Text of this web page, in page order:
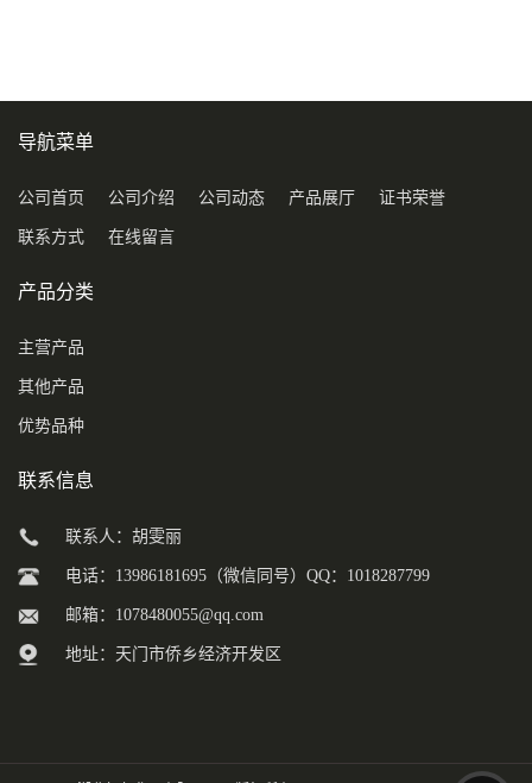
导航菜单
公司首页 公司介绍 公司动态 产品展厅 证书荣誉
联系方式 在线留言
产品分类
主营产品
其他产品
优势品种
联系信息
联系人：胡雯丽
电话：13986181695（微信同号）QQ：1018287799
邮箱： 1078480055@qq.com
地址：天门市侨乡经济开发区